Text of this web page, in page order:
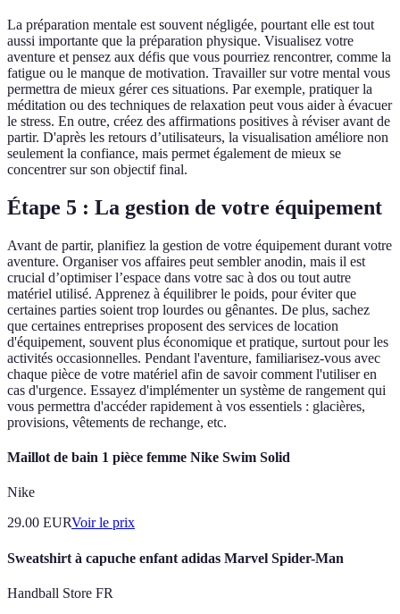
La préparation mentale est souvent négligée, pourtant elle est tout
aussi importante que la préparation physique. Visualisez votre
aventure et pensez aux défis que vous pourriez rencontrer, comme la
fatigue ou le manque de motivation. Travailler sur votre mental vous
permettra de mieux gérer ces situations. Par exemple, pratiquer la
méditation ou des techniques de relaxation peut vous aider à évacuer
le stress. En outre, créez des affirmations positives à réviser avant de
partir. D'après les retours d’utilisateurs, la visualisation améliore non
seulement la confiance, mais permet également de mieux se
concentrer sur son objectif final.
Étape 5 : La gestion de votre équipement
Avant de partir, planifiez la gestion de votre équipement durant votre
aventure. Organiser vos affaires peut sembler anodin, mais il est
crucial d’optimiser l’espace dans votre sac à dos ou tout autre
matériel utilisé. Apprenez à équilibrer le poids, pour éviter que
certaines parties soient trop lourdes ou gênantes. De plus, sachez
que certaines entreprises proposent des services de location
d'équipement, souvent plus économique et pratique, surtout pour les
activités occasionnelles. Pendant l'aventure, familiarisez-vous avec
chaque pièce de votre matériel afin de savoir comment l'utiliser en
cas d'urgence. Essayez d'implémenter un système de rangement qui
vous permettra d'accéder rapidement à vos essentiels : glacières,
provisions, vêtements de rechange, etc.
Maillot de bain 1 pièce femme Nike Swim Solid
Nike
29.00 EURVoir le prix
Sweatshirt à capuche enfant adidas Marvel Spider-Man
Handball Store FR